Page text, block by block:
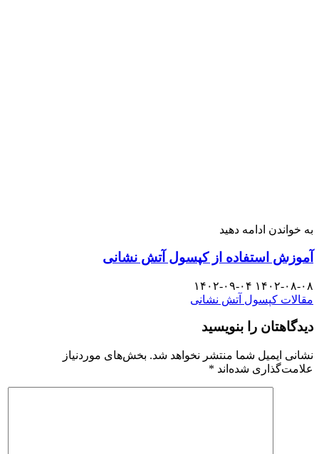
به خواندن ادامه دهید
آموزش استفاده از کپسول آتش نشانی
۱۴۰۲-۰۸-۰۸ ۱۴۰۲-۰۹-۰۴
مقالات کپسول آتش نشانی
دیدگاهتان را بنویسید
نشانی ایمیل شما منتشر نخواهد شد. بخش‌های موردنیاز
علامت‌گذاری شده‌اند *